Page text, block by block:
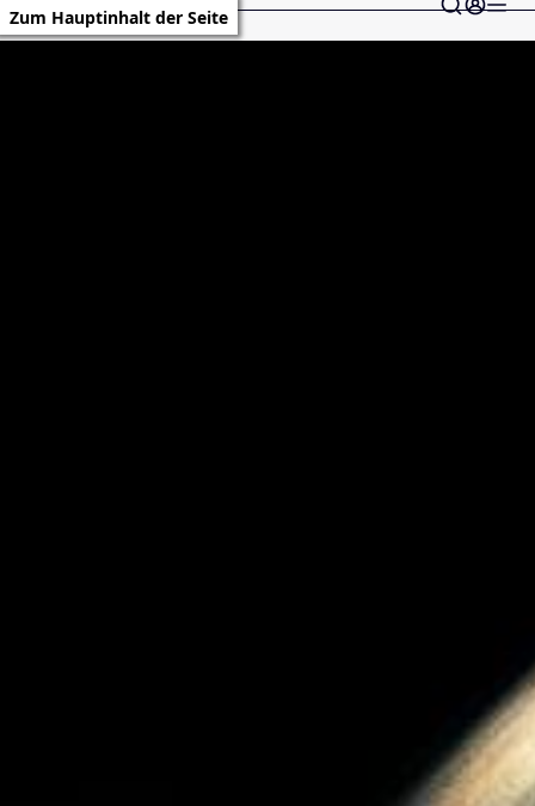
Zum Hauptinhalt der Seite